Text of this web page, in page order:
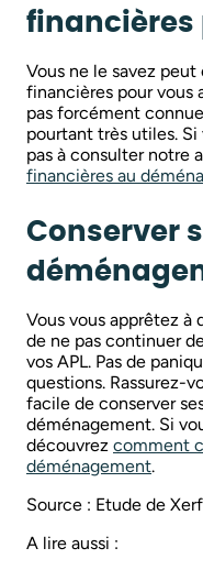
financières
Vous ne le savez
financières pour vous
pas forcément
pourtant très utiles. Si
pas à consulter notre
financières au
Conserver
Vous vous apprêtez à
de ne pas continuer
vos APL. Pas de
questions. Rassurez-
facile de conserver
déménagement. Si
découvrez comment
déménagement.
Source : Etude de
A lire aussi :